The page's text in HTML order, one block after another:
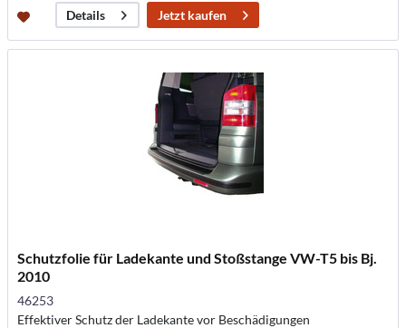
Details Jetzt kaufen
Schutzfolie für Ladekante und Stoßstange VW-T5 bis Bj.
2010
46253
Effektiver Schutz der Ladekante vor Beschädigungen